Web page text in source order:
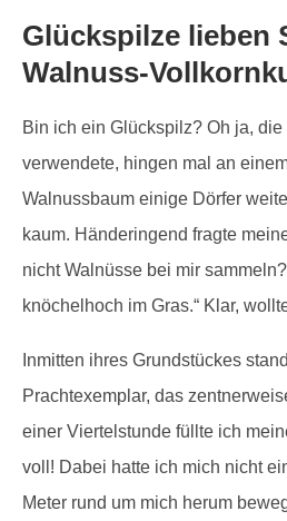
Glückspilze lieben
Walnuss-
Bin ich ein Glückspilz? Oh ja,
verwendete, hingen mal an
Walnussbaum einige Dörfer
kaum. Händeringend fragte
nicht Walnüsse bei mir
knöchelhoch im Gras.“ Klar,
Inmitten ihres Grundstückes
Prachtexemplar, das
einer Viertelstunde füllte ich
voll! Dabei hatte ich mich nicht
Meter rund um mich herum